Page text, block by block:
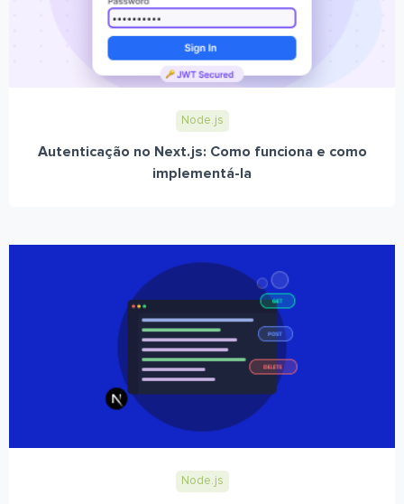
Node.js
Autenticação no Next.js: Como funciona e como
implementá-la
Node.js